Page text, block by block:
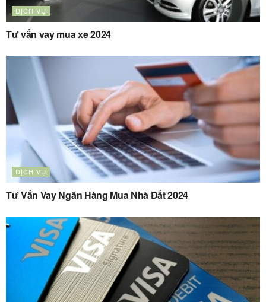
DỊCH VỤ
Tư vấn vay mua xe 2024
DỊCH VỤ
Tư Vấn Vay Ngân Hàng Mua Nhà Đất 2024